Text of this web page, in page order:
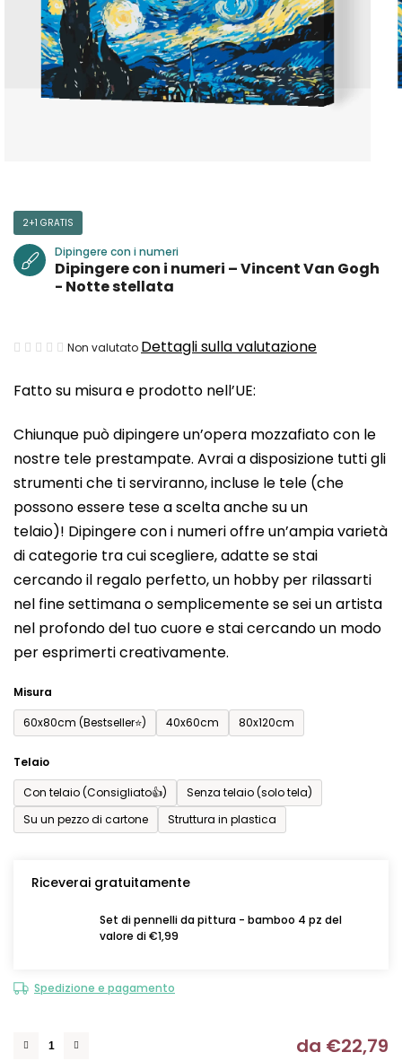
Fatto su misura e prodotto nell’UE:
Chiunque può dipingere un’opera mozzafiato con le
nostre tele prestampate. Avrai a disposizione tutti gli
strumenti che ti serviranno, incluse le tele (che
possono essere tese a scelta anche su un
telaio)! Dipingere con i numeri offre un’ampia varietà
di categorie tra cui scegliere, adatte se stai
cercando il regalo perfetto, un hobby per rilassarti
nel fine settimana o semplicemente se sei un artista
nel profondo del tuo cuore e stai cercando un modo
per esprimerti creativamente.
Misura
60x80cm (Bestseller⭐)
40x60cm 80x120cm
Telaio
Con telaio (Consigliato👍)
Senza telaio (solo tela)
Su un pezzo di cartone
Struttura in plastica
Riceverai gratuitamente
Set di pennelli da pittura - bamboo 4 pz del
valore di €1,99
Spedizione e pagamento
da €22,79
2+1 GRATIS
Dipingere con i numeri
Dipingere con i numeri – Vincent Van Gogh
- Notte stellata
La
media
prodotto
è
0,0
su
5
stelle.
Non valutato Dettagli sulla valutazione